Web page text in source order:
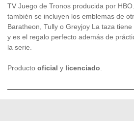
TV Juego de Tronos producida por
también se incluyen los emblemas de
Baratheon, Tully o Greyjoy La taza
y es el regalo perfecto además de
la serie.
Producto oficial y licenciado